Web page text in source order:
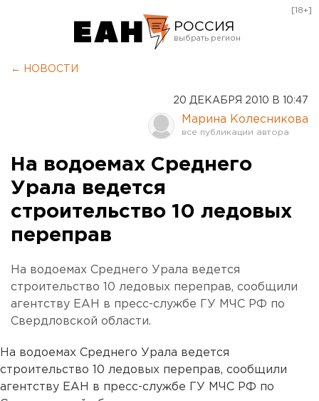
РОССИЯ
Оренбург
[18+]
← НОВОСТИ
20 ДЕКАБРЯ 2010 В 10:47
Марина Колесникова
На водоемах Среднего
Урала ведется
строительство 10 ледовых
переправ
На водоемах Среднего Урала ведется
строительство 10 ледовых переправ, сообщили
агентству ЕАН в пресс-службе ГУ МЧС РФ по
Свердловской области.
На водоемах Среднего Урала ведется
строительство 10 ледовых переправ, сообщили
агентству ЕАН в пресс-службе ГУ МЧС РФ по